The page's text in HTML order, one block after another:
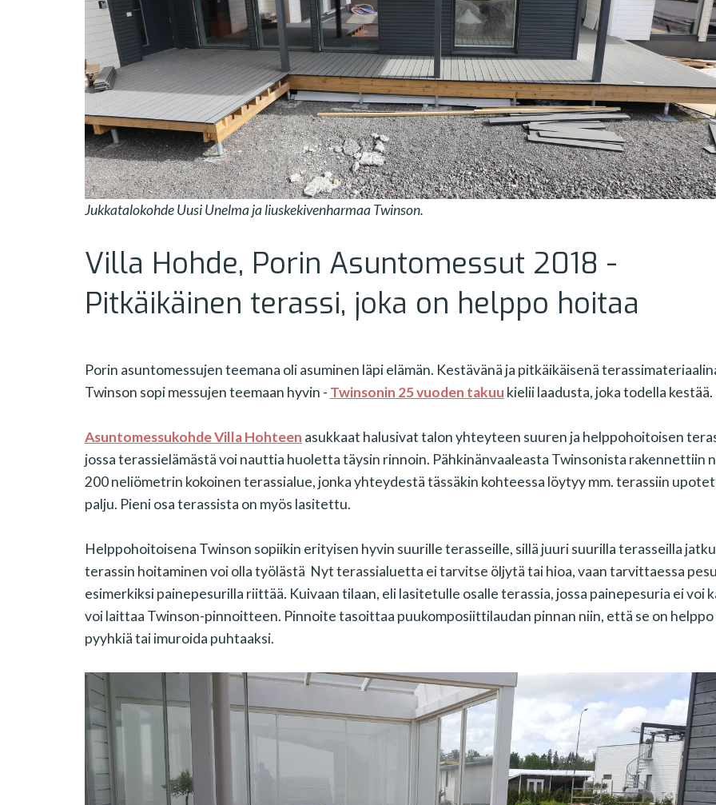
Jukkatalokohde Uusi Unelma ja liuskekivenharmaa Twinson.
Villa Hohde, Porin Asuntomessut 2018 -
Pitkäikäinen terassi, joka on helppo hoitaa
Porin asuntomessujen teemana oli asuminen läpi elämän. Kestävänä ja pitkäikäisenä
Twinson sopi messujen teemaan hyvin - Twinsonin 25 vuoden takuu kielii laadusta, joka todella kestää.
Asuntomessukohde Villa Hohteen asukkaat halusivat talon yhteyteen suuren ja helppohoitoisen
jossa terassielämästä voi nauttia huoletta täysin rinnoin. Pähkinänvaaleasta Twinsonista rakennettiin
200 neliömetrin kokoinen terassialue, jonka yhteydestä tässäkin kohteessa löytyy mm. terassiin
palju. Pieni osa terassista on myös lasitettu.
Helppohoitoisena Twinson sopiikin erityisen hyvin suurille terasseille, sillä juuri suurilla terasseilla
terassin hoitaminen voi olla työlästä Nyt terassialuetta ei tarvitse öljytä tai hioa, vaan tarvittaessa
esimerkiksi painepesurilla riittää. Kuivaan tilaan, eli lasitetulle osalle terassia, jossa painepesuria ei voi
voi laittaa Twinson-pinnoitteen. Pinnoite tasoittaa puukomposiittilaudan pinnan niin, että se on helppo
pyyhkiä tai imuroida puhtaaksi.